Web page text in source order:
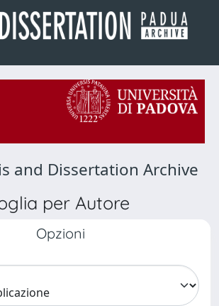
and Dissertation Archive
per Autore
Opzioni